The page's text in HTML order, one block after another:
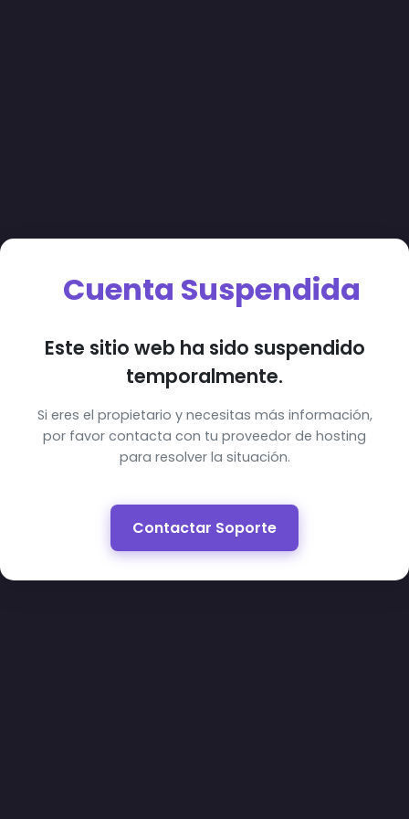
Cuenta Suspendida
Este sitio web ha sido suspendido
temporalmente.
Si eres el propietario y necesitas más información,
por favor contacta con tu proveedor de hosting
para resolver la situación.
Contactar Soporte